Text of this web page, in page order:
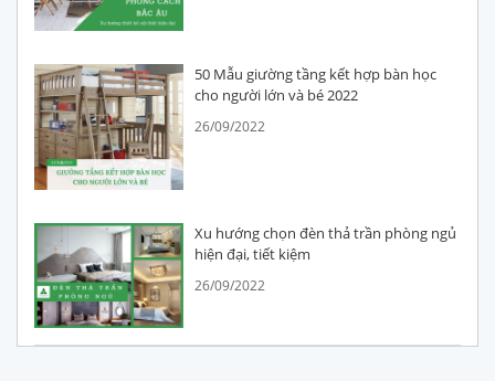
50 Mẫu giường tầng kết hợp bàn học
cho người lớn và bé 2022
26/09/2022
Xu hướng chọn đèn thả trần phòng ngủ
hiện đại, tiết kiệm
26/09/2022